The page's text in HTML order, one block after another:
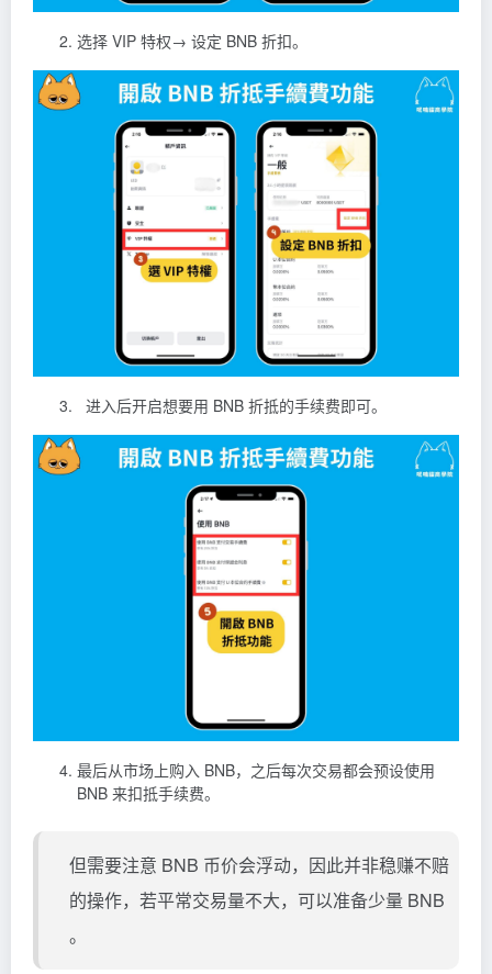
选择 VIP 特权→ 设定 BNB 折扣。
进入后开启想要用 BNB 折抵的手续费即可。
最后从市场上购入 BNB，之后每次交易都会预设使用
BNB 来扣抵手续费。
但需要注意 BNB 币价会浮动，因此并非稳赚不赔
的操作，若平常交易量不大，可以准备少量 BNB
。